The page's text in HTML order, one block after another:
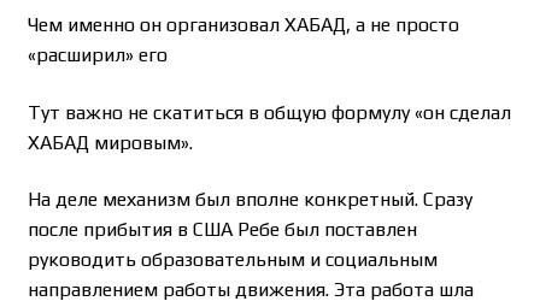
Чем именно он организовал ХАБАД, а не просто
«расширил» его
Тут важно не скатиться в общую формулу «он сделал
ХАБАД мировым».
На деле механизм был вполне конкретный. Сразу
после прибытия в США Ребе был поставлен
руководить образовательным и социальным
направлением работы движения. Эта работа шла